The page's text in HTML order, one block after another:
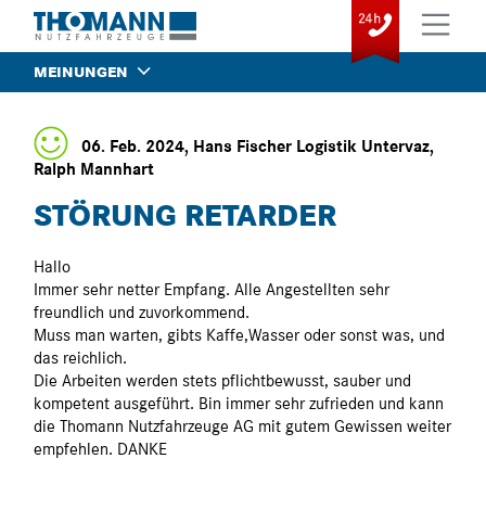
MEINUNGEN
06. Feb. 2024, Hans Fischer Logistik Untervaz,
Ralph Mannhart
STÖRUNG RETARDER
Hallo
Immer sehr netter Empfang. Alle Angestellten sehr
freundlich und zuvorkommend.
Muss man warten, gibts Kaffe,Wasser oder sonst was, und
das reichlich.
Die Arbeiten werden stets pflichtbewusst, sauber und
kompetent ausgeführt. Bin immer sehr zufrieden und kann
die Thomann Nutzfahrzeuge AG mit gutem Gewissen weiter
empfehlen. DANKE